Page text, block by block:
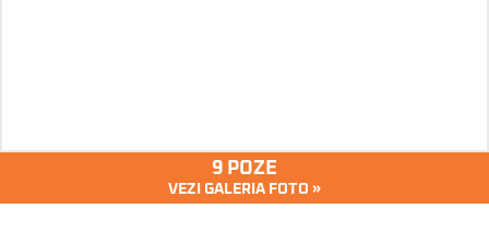
9 POZE
VEZI GALERIA FOTO »